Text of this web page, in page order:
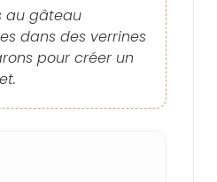
au gâteau
dans des verrines
pour créer un